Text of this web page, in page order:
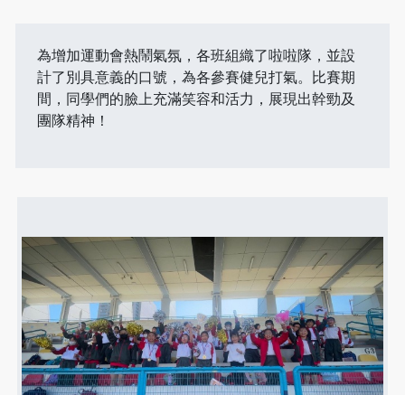
為增加運動會熱鬧氣氛，各班組織了啦啦隊，並設
計了別具意義的口號，為各參賽健兒打氣。比賽期
間，同學們的臉上充滿笑容和活力，展現出幹勁及
團隊精神！